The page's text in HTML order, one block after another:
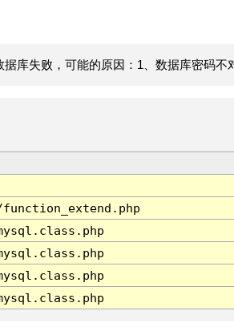
库失败，可能的原因：1、数据库密码不